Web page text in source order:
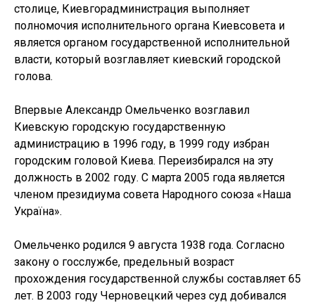
столице, Киевгорадминистрация выполняет
полномочия исполнительного органа Киевсовета и
является органом государственной исполнительной
власти, который возглавляет киевский городской
голова.
Впервые Александр Омельченко возглавил
Киевскую городскую государственную
администрацию в 1996 году, в 1999 году избран
городским головой Киева. Переизбирался на эту
должность в 2002 году. С марта 2005 года является
членом президиума совета Народного союза «Наша
Україна».
Омельченко родился 9 августа 1938 года. Согласно
закону о госслужбе, предельный возраст
прохождения государственной службы составляет 65
лет. В 2003 году Черновецкий через суд добивался